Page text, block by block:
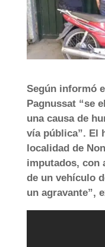
Según informó
Pagnussat “se
una causa de
vía pública”. El
localidad de
imputados, con
de un vehículo
un agravante”,